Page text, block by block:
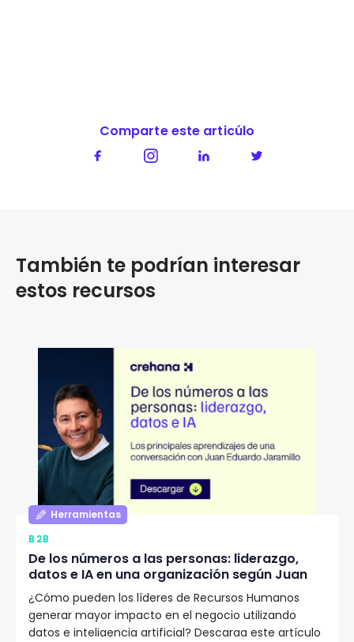
Comparte este articúlo
También te podrían interesar
estos recursos
Herramientas
B2B
De los números a las personas: liderazgo,
datos e IA en una organización según Juan
Eduardo Jaramillo
¿Cómo pueden los líderes de Recursos Humanos
generar mayor impacto en el negocio utilizando
datos e inteligencia artificial? Descarga este artículo